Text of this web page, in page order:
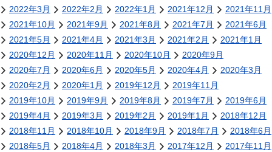
2022年3月
2022年2月 2022年1月 2021年12月
2021年11月
2021年10月
2021年9月 2021年8月 2021年7月
2021年6月
2021年5月
2021年4月 2021年3月 2021年2月
2021年1月
2020年12月
2020年11月 2020年10月
2020年9月
2020年7月
2020年6月 2020年5月 2020年4月
2020年3月
2020年2月
2020年1月 2019年12月
2019年11月
2019年10月
2019年9月 2019年8月 2019年7月
2019年6月
2019年4月
2019年3月 2019年2月 2019年1月
2018年12月
2018年11月
2018年10月 2018年9月 2018年7月
2018年6月
2018年5月
2018年4月 2018年3月 2017年12月
2017年11月